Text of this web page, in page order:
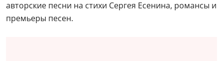
авторские песни на стихи Сергея Есенина, романсы и
премьеры песен.